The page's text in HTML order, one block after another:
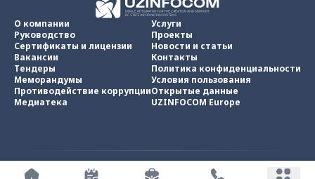
О компании
Руководство
Сертификаты и лицензии
Вакансии
Тендеры
Меморандумы
Противодействие коррупции
Медиатека
Услуги
Проекты
Новости и статьи
Контакты
Политика конфиденциальности
Условия пользования
Открытые данные
UZINFOCOM Europe
UZINFOCOM © 2002 - 2026 Все права защищены